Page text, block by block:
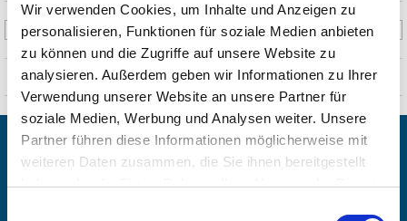
Wir verwenden Cookies, um Inhalte und Anzeigen zu
personalisieren, Funktionen für soziale Medien anbieten
zu können und die Zugriffe auf unsere Website zu
analysieren. Außerdem geben wir Informationen zu Ihrer
Verwendung unserer Website an unsere Partner für
soziale Medien, Werbung und Analysen weiter. Unsere
Partner führen diese Informationen möglicherweise mit
weiteren Daten zusammen, die Sie ihnen bereitgestellt
haben oder die Sie im Rahmen Ihrer Nutzung der Dienste
Das Wasserwirtschaftsamt München sorgt für den
Hochwasserschutz, die Gewässerpflege und die nachhaltige
Nutzung von Wasserressourcen in der Region. Es überwacht
Gewässer, betreut Stauanlagen und setzt Maßnahmen zur
Verbesserung des Gewässerschutzes um.